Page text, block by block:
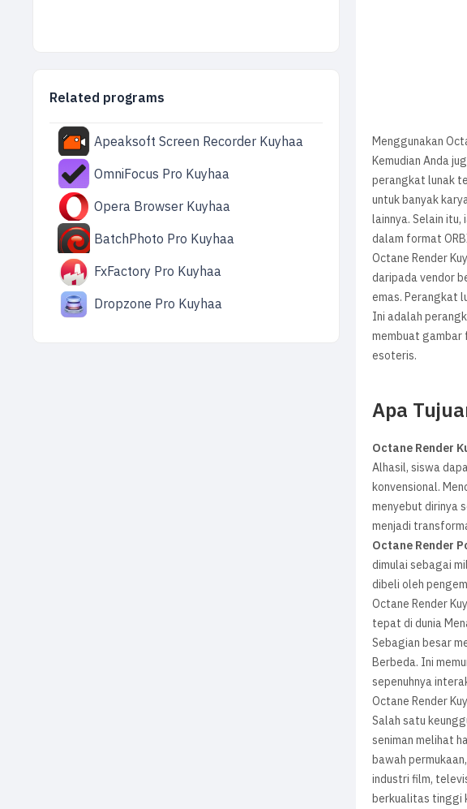
Menggunakan
Kemudian Anda
perangkat lunak
untuk banyak
lainnya. Selain
dalam format
Octane Render
daripada vendor
emas. Perangkat
Ini adalah
membuat
esoteris.
Apa
Octane Render
Alhasil, siswa
konvensional.
menyebut dirinya
menjadi
Octane Render
dimulai sebagai
dibeli oleh
Octane Render
tepat di dunia
Sebagian besar
Berbeda. Ini
sepenuhnya
Octane Render
Salah satu
seniman melihat
bawah
industri film,
berkualitas tinggi
Related programs
Apeaksoft Screen Recorder Kuyhaa
OmniFocus Pro Kuyhaa
Opera Browser Kuyhaa
BatchPhoto Pro Kuyhaa
FxFactory Pro Kuyhaa
Dropzone Pro Kuyhaa